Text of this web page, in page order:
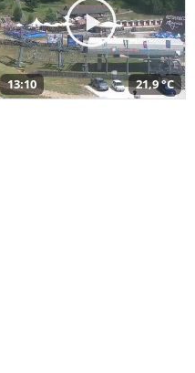
13:10 21,9 °C